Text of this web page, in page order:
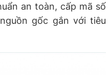
an toàn, cấp mã số
gốc gắn với tiêu